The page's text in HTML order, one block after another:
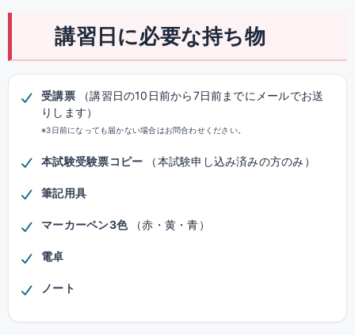
講習日に必要な持ち物
受講票
（講習日の10日前から7日前までにメールでお送
りします）
※3日前になっても届かない場合はお問合わせください。
本試験受験票コピー （本試験申し込み済みの方のみ）
筆記用具
マーカーペン3色 （赤・黄・青）
電卓
ノート